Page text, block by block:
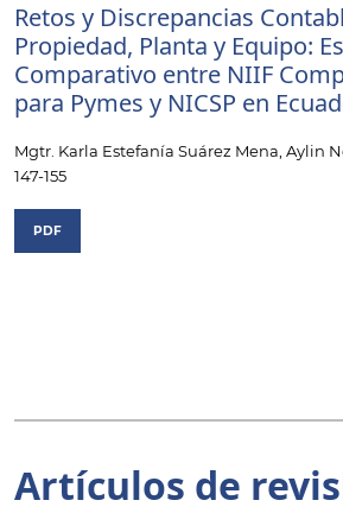
Retos y Discrepancias
Propiedad, Planta y Equipo:
Comparativo entre NIIF
para Pymes y NICSP en
Mgtr. Karla Estefanía Suárez Mena, Aylin
147-155
PDF
Artículos de